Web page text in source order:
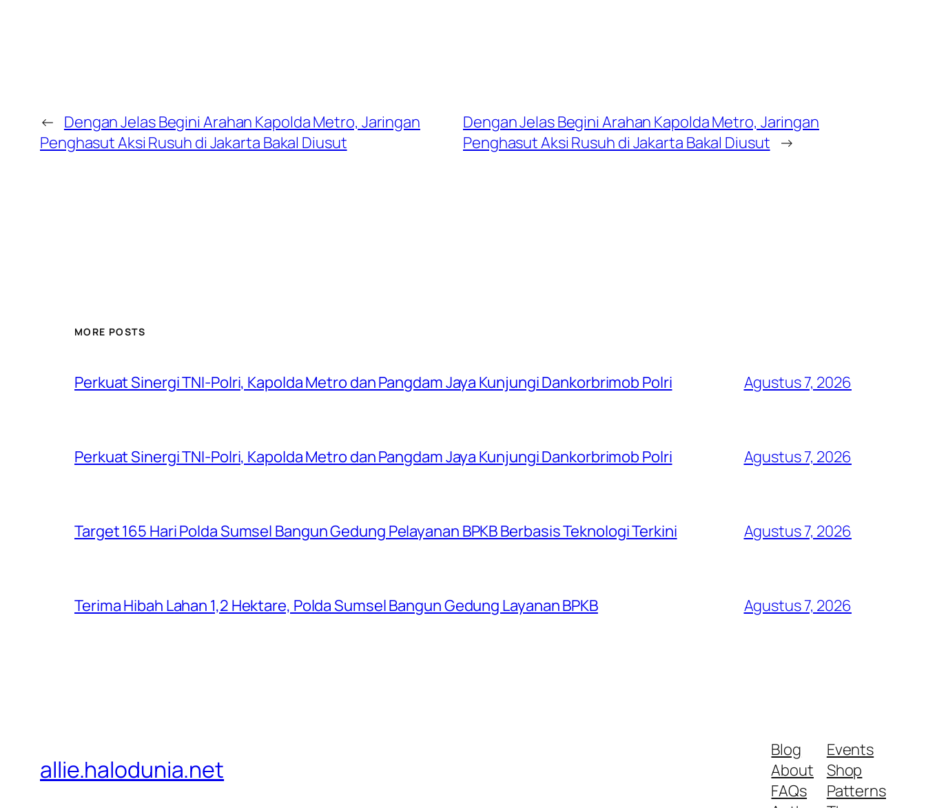
← Dengan Jelas Begini Arahan Kapolda Metro, Jaringan
Penghasut Aksi Rusuh di Jakarta Bakal Diusut
Dengan Jelas Begini Arahan Kapolda Metro, Jaringan
Penghasut Aksi Rusuh di Jakarta Bakal Diusut →
MORE POSTS
Perkuat Sinergi TNI-Polri, Kapolda Metro dan Pangdam Jaya Kunjungi Dankorbrimob Polri Agustus 7, 2026
Perkuat Sinergi TNI-Polri, Kapolda Metro dan Pangdam Jaya Kunjungi Dankorbrimob Polri Agustus 7, 2026
Target 165 Hari Polda Sumsel Bangun Gedung Pelayanan BPKB Berbasis Teknologi Terkini Agustus 7, 2026
Terima Hibah Lahan 1,2 Hektare, Polda Sumsel Bangun Gedung Layanan BPKB Agustus 7, 2026
allie.halodunia.net
Blog
About
FAQs
Events
Shop
Patterns